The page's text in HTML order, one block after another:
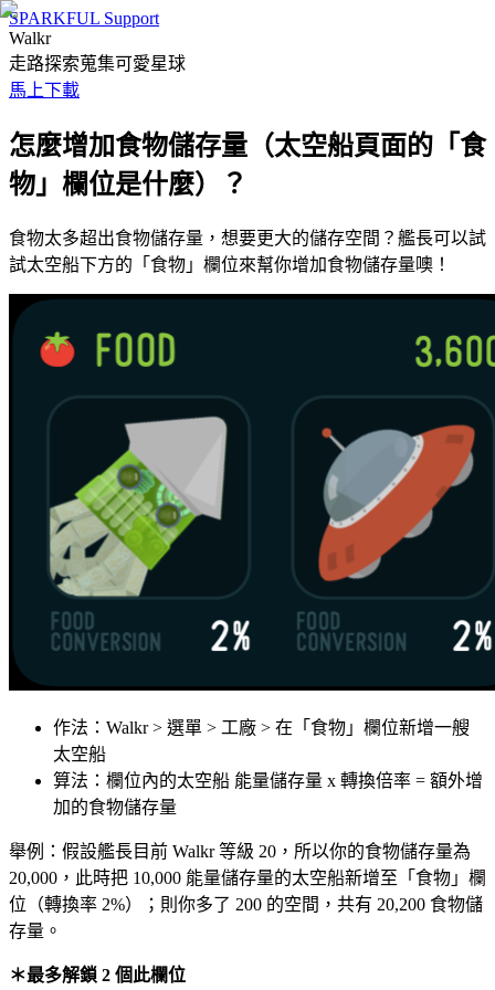
SPARKFUL Support
Walkr
走路探索蒐集可愛星球
馬上下載
怎麼增加食物儲存量（太空船頁面的「食
物」欄位是什麼）？
食物太多超出食物儲存量，想要更大的儲存空間？艦長可以試
試太空船下方的「食物」欄位來幫你增加食物儲存量噢！
作法：Walkr > 選單 > 工廠 > 在「食物」欄位新增一艘
太空船
算法：欄位內的太空船 能量儲存量 x 轉換倍率 = 額外增
加的食物儲存量
舉例：假設艦長目前 Walkr 等級 20，所以你的食物儲存量為
20,000，此時把 10,000 能量儲存量的太空船新增至「食物」欄
位（轉換率 2%）；則你多了 200 的空間，共有 20,200 食物儲
存量。
＊最多解鎖 2 個此欄位